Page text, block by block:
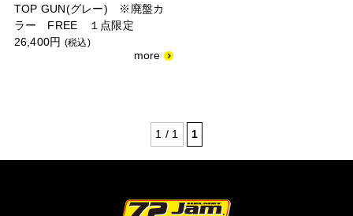
TOP GUN(グレー) ※廃盤カ
ラー FREE １点限定
26,400円 (税込)
1 / 1 1